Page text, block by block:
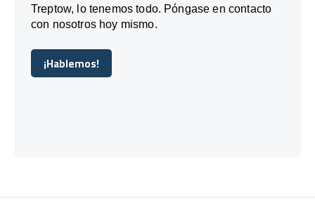
Treptow, lo tenemos todo. Póngase en contacto
con nosotros hoy mismo.
¡Hablemos!
¡Hablemos!